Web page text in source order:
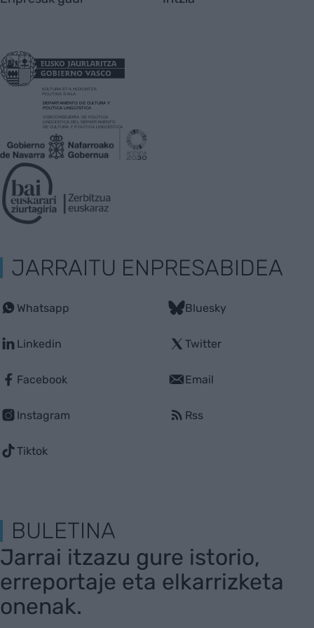
JARRAITU ENPRESABIDEA
Whatsapp
Linkedin
Facebook
Instagram
Tiktok
Bluesky
Twitter
Email
Rss
BULETINA
Jarrai itzazu gure istorio,
erreportaje eta elkarrizketa
onenak.